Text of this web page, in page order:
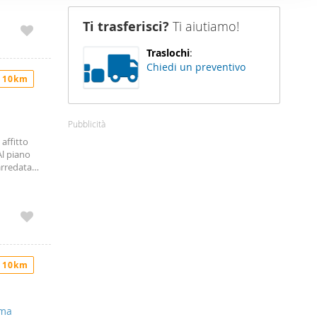
sito
loro
muro.
e
affitto
piano
e
Ti trasferisci? Ti aiutiamo!
Traslochi:
Chiedi un preventivo
Pubblicità